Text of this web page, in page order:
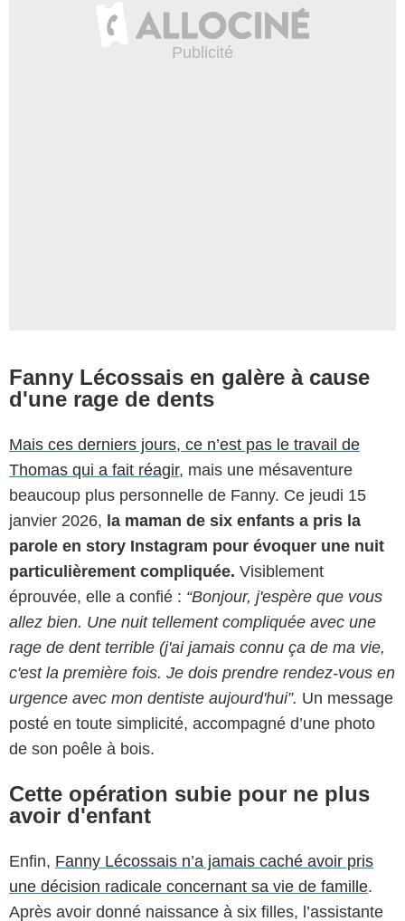
Fanny Lécossais en galère à cause
d'une rage de dents
Mais ces derniers jours, ce n’est pas le travail de
Thomas qui a fait réagir, mais une mésaventure
beaucoup plus personnelle de Fanny. Ce jeudi 15
janvier 2026, la maman de six enfants a pris la
parole en story Instagram pour évoquer une nuit
particulièrement compliquée. Visiblement
éprouvée, elle a confié : “Bonjour, j'espère que vous
allez bien. Une nuit tellement compliquée avec une
rage de dent terrible (j'ai jamais connu ça de ma vie,
c'est la première fois. Je dois prendre rendez-vous en
urgence avec mon dentiste aujourd'hui”. Un message
posté en toute simplicité, accompagné d’une photo
de son poêle à bois.
Cette opération subie pour ne plus
avoir d'enfant
Enfin, Fanny Lécossais n’a jamais caché avoir pris
une décision radicale concernant sa vie de famille.
Après avoir donné naissance à six filles, l’assistante